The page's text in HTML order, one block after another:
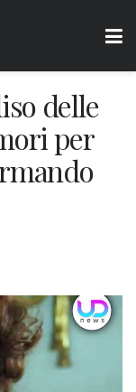
delle
per